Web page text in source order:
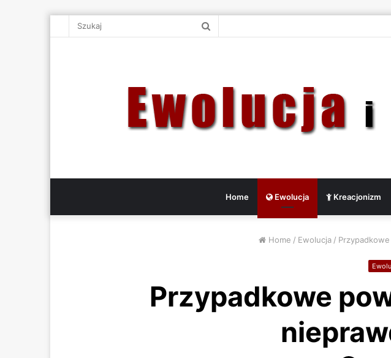
Home Ewolucja Kreacjonizm
Home / Ewolucja /
Przypadkowe